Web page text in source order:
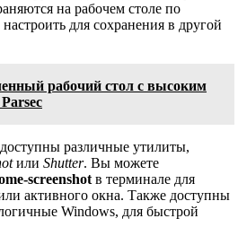
на рабочем столе по
для сохранения в другой
рабочий стол с высоким
различные утилиты,
или Shutter. Вы можете
screenshot в терминале для
активного окна. Также доступны
Windows, для быстрой